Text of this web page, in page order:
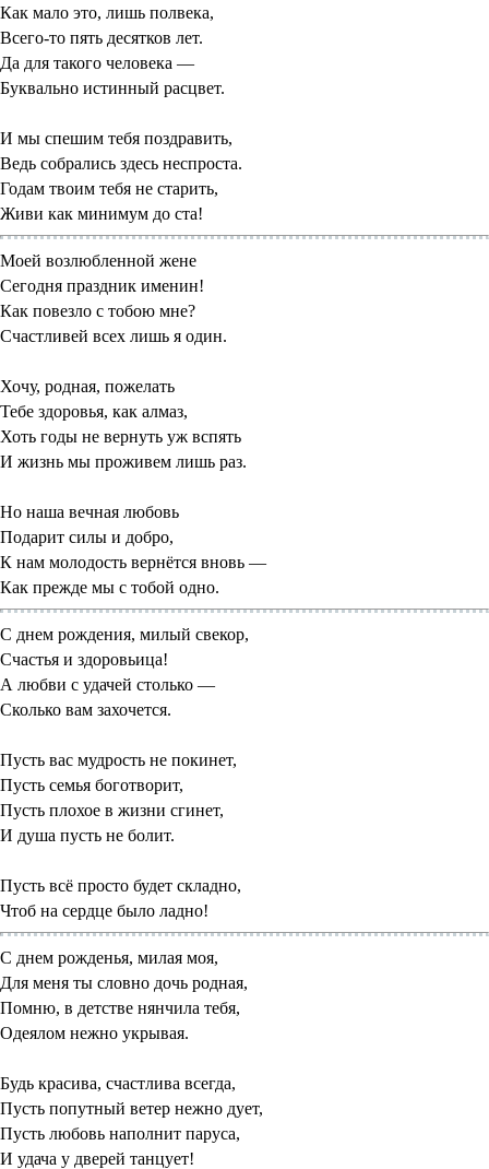
Как мало это, лишь полвека,
Всего-то пять десятков лет.
Да для такого человека —
Буквально истинный расцвет.
И мы спешим тебя поздравить,
Ведь собрались здесь неспроста.
Годам твоим тебя не старить,
Живи как минимум до ста!
Моей возлюбленной жене
Сегодня праздник именин!
Как повезло с тобою мне?
Счастливей всех лишь я один.
Хочу, родная, пожелать
Тебе здоровья, как алмаз,
Хоть годы не вернуть уж вспять
И жизнь мы проживем лишь раз.
Но наша вечная любовь
Подарит силы и добро,
К нам молодость вернётся вновь —
Как прежде мы с тобой одно.
С днем рождения, милый свекор,
Счастья и здоровьица!
А любви с удачей столько —
Сколько вам захочется.
Пусть вас мудрость не покинет,
Пусть семья боготворит,
Пусть плохое в жизни сгинет,
И душа пусть не болит.
Пусть всё просто будет складно,
Чтоб на сердце было ладно!
С днем рожденья, милая моя,
Для меня ты словно дочь родная,
Помню, в детстве нянчила тебя,
Одеялом нежно укрывая.
Будь красива, счастлива всегда,
Пусть попутный ветер нежно дует,
Пусть любовь наполнит паруса,
И удача у дверей танцует!